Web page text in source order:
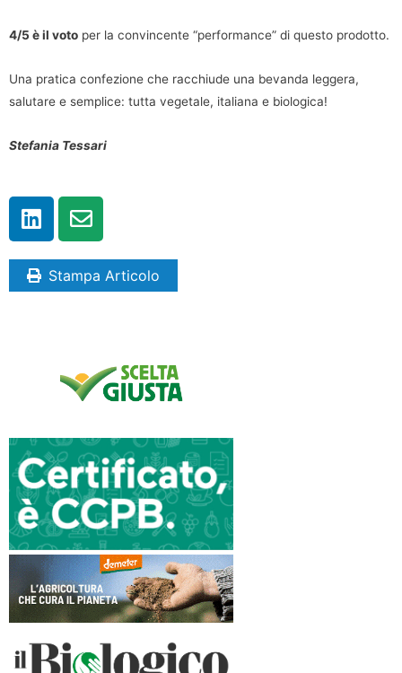
4/5 è il voto per la convincente “performance” di questo prodotto.
Una pratica confezione che racchiude una bevanda leggera,
salutare e semplice: tutta vegetale, italiana e biologica!
Stefania Tessari
Stampa Articolo